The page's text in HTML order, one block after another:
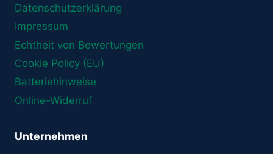
Datenschutzerklärung
Impressum
Echtheit von Bewertungen
Cookie Policy (EU)
Batteriehinweise
Online-Widerruf
Unternehmen